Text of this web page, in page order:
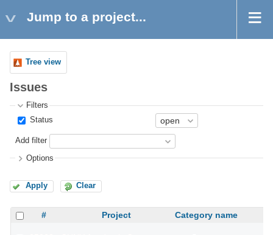
Jump to a project...
Tree view
Issues
Filters
Status
Add filter
Options
Apply Clear
# Project Category name